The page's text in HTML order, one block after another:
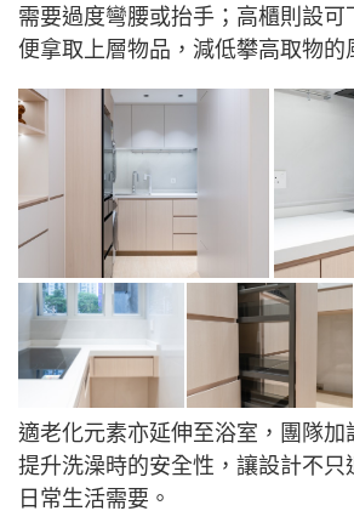
需要過度彎腰或抬手；高櫃則設可
便拿取上層物品，減低攀高取物的
適老化元素亦延伸至浴室，團隊加
提升洗澡時的安全性，讓設計不只
日常生活需要。